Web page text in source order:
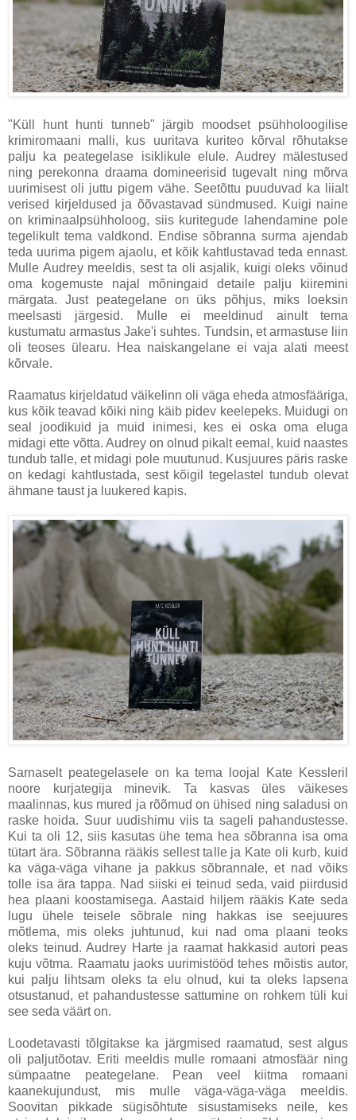
"Küll hunt hunti tunneb" järgib moodset psühholoogilise
krimiromaani malli, kus uuritava kuriteo kõrval rõhutakse
palju ka peategelase isiklikule elule. Audrey mälestused
ning perekonna draama domineerisid tugevalt ning mõrva
uurimisest oli juttu pigem vähe. Seetõttu puuduvad ka liialt
verised kirjeldused ja õõvastavad sündmused. Kuigi naine
on kriminaalpsühholoog, siis kuritegude lahendamine pole
tegelikult tema valdkond. Endise sõbranna surma ajendab
teda uurima pigem ajaolu, et kõik kahtlustavad teda ennast.
Mulle Audrey meeldis, sest ta oli asjalik, kuigi oleks võinud
oma kogemuste najal mõningaid detaile palju kiiremini
märgata. Just peategelane on üks põhjus, miks loeksin
meelsasti järgesid. Mulle ei meeldinud ainult tema
kustumatu armastus Jake'i suhtes. Tundsin, et armastuse liin
oli teoses ülearu. Hea naiskangelane ei vaja alati meest
kõrvale.
Raamatus kirjeldatud väikelinn oli väga eheda atmosfääriga,
kus kõik teavad kõiki ning käib pidev keelepeks. Muidugi on
seal joodikuid ja muid inimesi, kes ei oska oma eluga
midagi ette võtta. Audrey on olnud pikalt eemal, kuid naastes
tundub talle, et midagi pole muutunud. Kusjuures päris raske
on kedagi kahtlustada, sest kõigil tegelastel tundub olevat
ähmane taust ja luukered kapis.
Sarnaselt peategelasele on ka tema loojal Kate Kessleril
noore kurjategija minevik. Ta kasvas üles väikeses
maalinnas, kus mured ja rõõmud on ühised ning saladusi on
raske hoida. Suur uudishimu viis ta sageli pahandustesse.
Kui ta oli 12, siis kasutas ühe tema hea sõbranna isa oma
tütart ära. Sõbranna rääkis sellest talle ja Kate oli kurb, kuid
ka väga-väga vihane ja pakkus sõbrannale, et nad võiks
tolle isa ära tappa. Nad siiski ei teinud seda, vaid piirdusid
hea plaani koostamisega. Aastaid hiljem rääkis Kate seda
lugu ühele teisele sõbrale ning hakkas ise seejuures
mõtlema, mis oleks juhtunud, kui nad oma plaani teoks
oleks teinud. Audrey Harte ja raamat hakkasid autori peas
kuju võtma. Raamatu jaoks uurimistööd tehes mõistis autor,
kui palju lihtsam oleks ta elu olnud, kui ta oleks lapsena
otsustanud, et pahandustesse sattumine on rohkem tüli kui
see seda väärt on.
Loodetavasti tõlgitakse ka järgmised raamatud, sest algus
oli paljutõotav. Eriti meeldis mulle romaani atmosfäär ning
sümpaatne peategelane. Pean veel kiitma romaani
kaanekujundust, mis mulle väga-väga-väga meeldis.
Soovitan pikkade sügisõhtute sisustamiseks neile, kes